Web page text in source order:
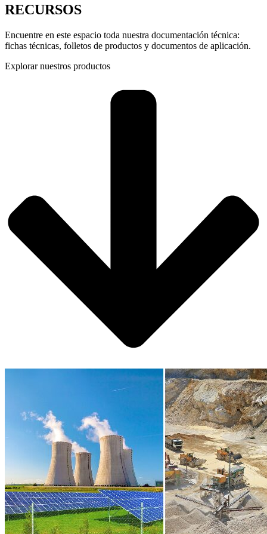
RECURSOS
Encuentre en este espacio toda nuestra documentación técnica:
fichas técnicas, folletos de productos y documentos de aplicación.
Explorar nuestros productos